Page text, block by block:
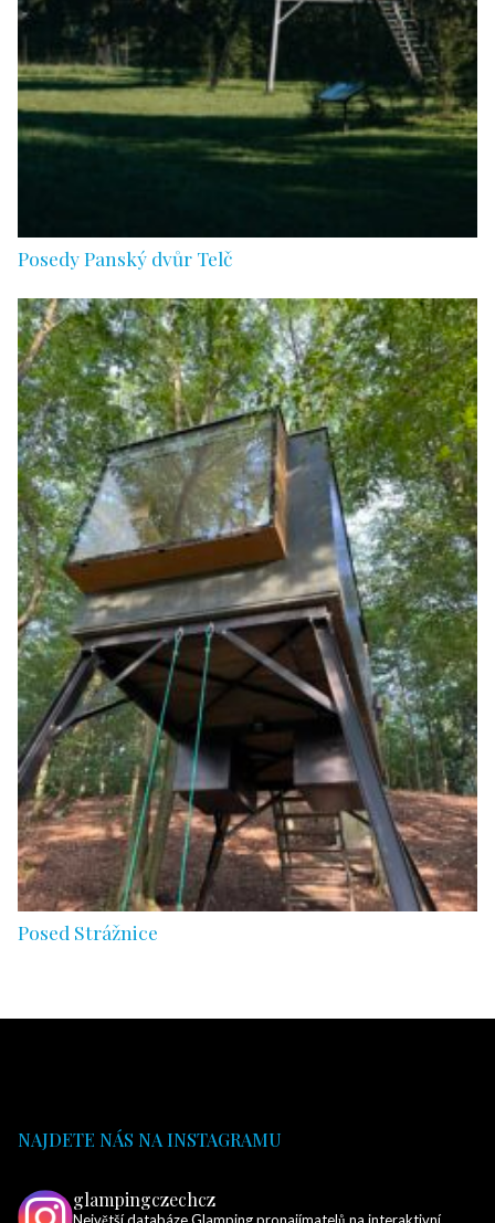
Posedy Panský dvůr Telč
Posed Strážnice
NAJDETE NÁS NA INSTAGRAMU
glampingczechcz